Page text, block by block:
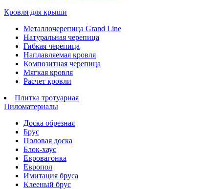
Кровля для крыши
Металлочерепица Grand Line
Натуральная черепица
Гибкая черепица
Наплавляемая кровля
Композитная черепица
Мягкая кровля
Расчет кровли
Плитка тротуарная
Пиломатериалы
Доска обрезная
Брус
Половая доска
Блок-хаус
Евровагонка
Европол
Имитация бруса
Клееный брус